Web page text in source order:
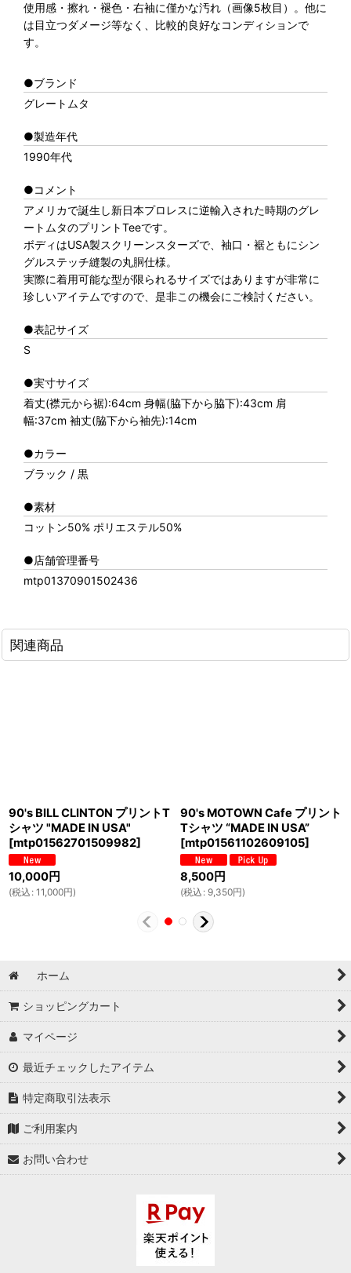
使用感・擦れ・褪色・右袖に僅かな汚れ（画像5枚目）。他に
は目立つダメージ等なく、比較的良好なコンディションで
す。
●ブランド
グレートムタ
●製造年代
1990年代
●コメント
アメリカで誕生し新日本プロレスに逆輸入された時期のグレ
ートムタのプリントTeeです。
ボディはUSA製スクリーンスターズで、袖口・裾ともにシン
グルステッチ縫製の丸胴仕様。
実際に着用可能な型が限られるサイズではありますが非常に
珍しいアイテムですので、是非この機会にご検討ください。
●表記サイズ
S
●実寸サイズ
着丈(襟元から裾):64cm 身幅(脇下から脇下):43cm 肩
幅:37cm 袖丈(脇下から袖先):14cm
●カラー
ブラック / 黒
●素材
コットン50% ポリエステル50%
●店舗管理番号
mtp01370901502436
関連商品
90's BILL CLINTON プリントT
シャツ "MADE IN USA"
[mtp01562701509982]
10,000円
(税込 : 11,000円)
90's MOTOWN Cafe プリント
Tシャツ “MADE IN USA”
[mtp01561102609105]
8,500円
(税込 : 9,350円)
ホーム
ショッピングカート
マイページ
最近チェックしたアイテム
特定商取引法表示
ご利用案内
お問い合わせ